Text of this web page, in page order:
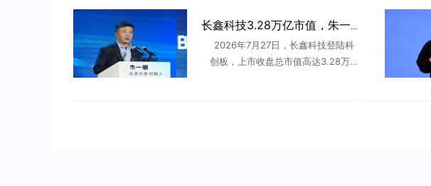
长鑫科技3.28万亿市值，朱一明376亿全分给员工
2026年7月27日，长鑫科技登陆科
创板，上市收盘总市值高达3.28万